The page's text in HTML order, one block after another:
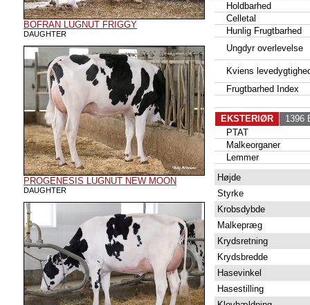
BOFRAN LUGNUT FRIGGY
DAUGHTER
PROGENESIS LUGNUT NEW MOON
DAUGHTER
Holdbarhed
Celletal
Hunlig Frugtbarhed
Ungdyr overlevelse
Kviens
Frugtbarhed Index
EKSTERIØR
1396
PTAT
Malkeorganer
Lemmer
Højde
Styrke
Krobsdybde
Malkepræg
Krydsretning
Krydsbredde
Hasevinkel
Hasestilling